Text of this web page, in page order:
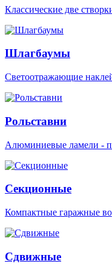
Классические две
Шлагбаумы
Светоотражающие
Рольставни
Алюминиевые ламели -
Секционные
Компактные гаражные
Сдвижные